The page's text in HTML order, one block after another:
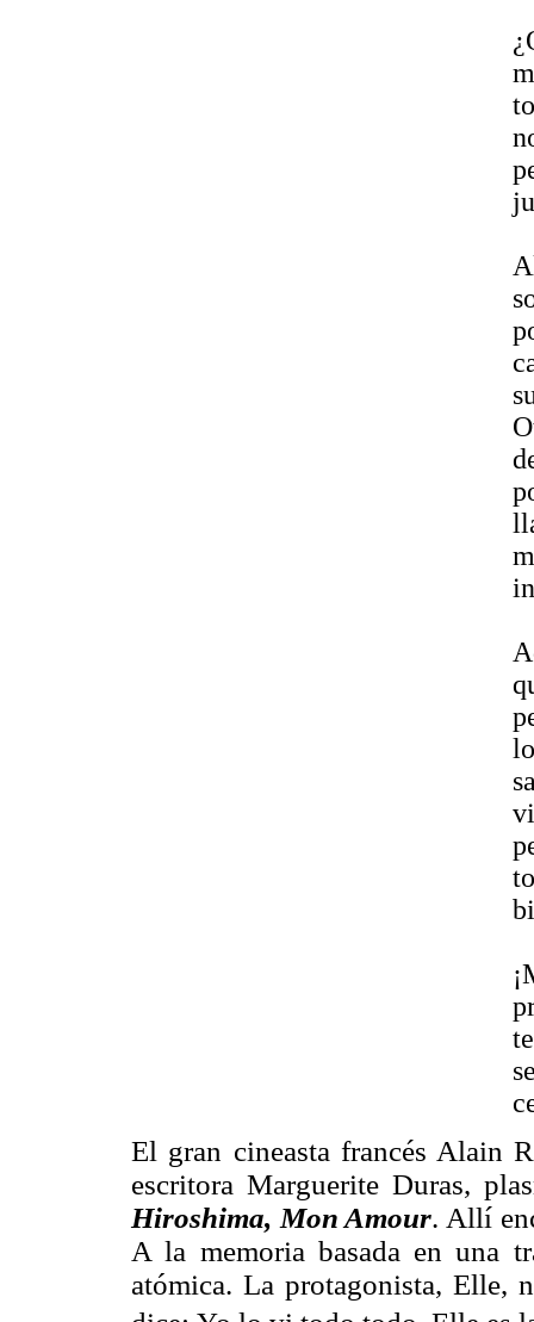
El gran cineasta francés Alain
escritora Marguerite Duras,
Hiroshima, Mon Amour. Allí
A la memoria basada en una
atómica. La protagonista, Elle,